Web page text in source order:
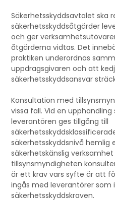
Säkerhetsskyddsavtalet ska
säkerhetsskyddsåtgärder
och ger
åtgärderna vidtas. Det
praktiken underordnas
uppdragsgivaren och att
säkerhetsskyddsansvar
Konsultation med
vissa fall. Vid en
leverantören ges tillgång till
säkerhetsskyddsnivå hemlig
säkerhetskänslig verksamhet
tillsynsmyndigheten
är ett krav vars syfte är att
ingås med leverantörer som
säkerhetsskyddskraven.